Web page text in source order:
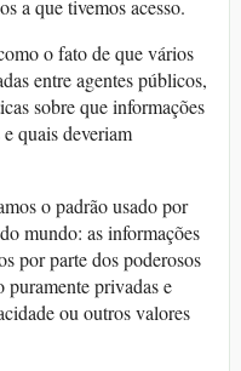
a que tivemos acesso.
o fato de que vários
entre agentes públicos,
sobre que informações
quais deveriam
o padrão usado por
mundo: as informações
por parte dos poderosos
puramente privadas e
ou outros valores